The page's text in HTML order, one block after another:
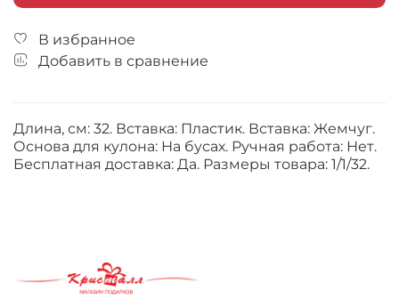
В избранное
Добавить в сравнение
Длина, см: 32. Вставка: Пластик. Вставка: Жемчуг.
Основа для кулона: На бусах. Ручная работа: Нет.
Бесплатная доставка: Да. Размеры товара: 1/1/32.